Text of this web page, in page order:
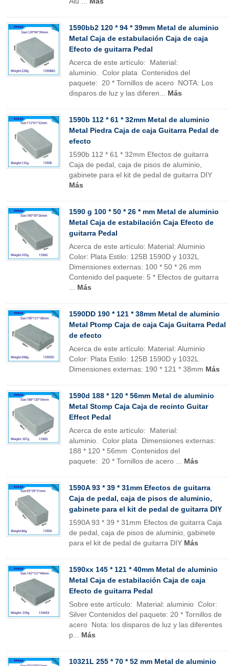
1590bb2 120 * 94 * 39mm Metal de aluminio
Metal Caja de estabulación Caja de caja
Efecto de guitarra Pedal
Acerca de este artículo: Material:
aluminio. Color plata Contenidos del
paquete: 20 * Tornillos de acero NOTA: Los
disparos de luz y las diferen... Más
1590b 112 * 61 * 32mm Metal de aluminio
Metal Piedra Caja de caja Guitarra Pedal de
efecto
1590b 112 * 61 * 32mm Efectos de guitarra
Caja de pedal, caja de pisos de aluminio,
gabinete para el kit de pedal de guitarra DIY
Más
1590 g 100 * 50 * 26 * mm Metal de aluminio
Metal Caja de estabilación Caja Efecto de
guitarra Pedal
Acerca de este artículo: Material: Aluminio
Color: Plata Estilo: 125B 1590D y 1032L
Dimensiones externas: 100 * 50 * 26 mm
Contenido del paquete: 5 * Efectos de guitarra
Más
1590DD 190 * 121 * 38mm Metal de aluminio
Metal Ptomp Caja de caja Caja Guitarra Pedal
de efecto
Acerca de este artículo: Material: Aluminio
Color: Plata Estilo: 125B 1590D y 1032L
Dimensiones externas: 190 * 121 * 38mm Más
1590d 188 * 120 * 56mm Metal de aluminio
Metal Stomp Caja Caja de recinto Guitar
Effect Pedal
Acerca de este artículo: Material:
aluminio. Color plata Dimensiones externas:
188 * 120 * 56mm Contenidos del
paquete: 20 * Tornillos de acero ... Más
1590A 93 * 39 * 31mm Efectos de guitarra
Caja de pedal, caja de pisos de aluminio,
gabinete para el kit de pedal de guitarra DIY
1590A 93 * 39 * 31mm Efectos de guitarra Caja
de pedal, caja de pisos de aluminio, gabinete
para el kit de pedal de guitarra DIY Más
1590xx 145 * 121 * 40mm Metal de aluminio
Metal Caja de estabilación Caja de caja
Efecto de guitarra Pedal
Sobre este artículo: Material: aluminio Color:
Silver Contenidos del paquete: 20 * Tornillos de
acero Nota: los disparos de luz y las diferentes
p... Más
10321L 255 * 70 * 52 mm Metal de aluminio